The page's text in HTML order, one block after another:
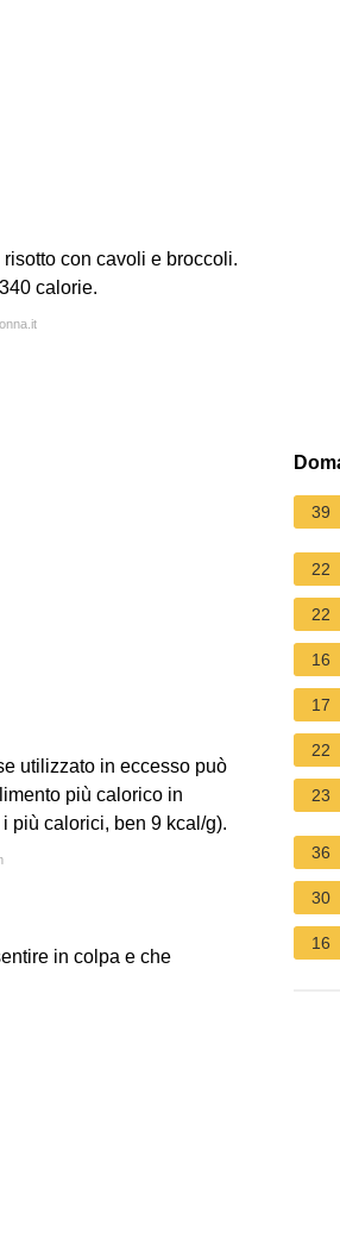
con cavoli e broccoli.
calorie.
utilizzato in eccesso può
più calorico in
più calorici, ben 9 kcal/g).
in colpa e che
39
22
22
16
17
22
23
36
30
16